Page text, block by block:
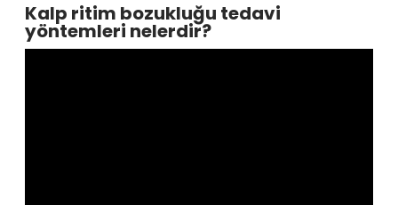
Kalp ritim bozukluğu tedavi
yöntemleri nelerdir?